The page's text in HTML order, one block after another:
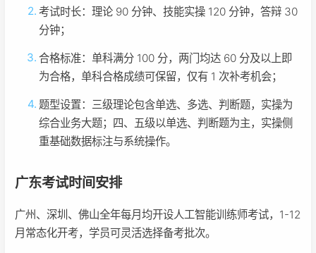
考试时长：理论 90 分钟、技能实操 120 分钟，答辩 30
分钟；
合格标准：单科满分 100 分，两门均达 60 分及以上即
为合格，单科合格成绩可保留，仅有 1 次补考机会；
题型设置：三级理论包含单选、多选、判断题，实操为
综合业务大题；四、五级以单选、判断题为主，实操侧
重基础数据标注与系统操作。
广东考试时间安排
广州、深圳、佛山全年每月均开设人工智能训练师考试，1-12
月常态化开考，学员可灵活选择备考批次。